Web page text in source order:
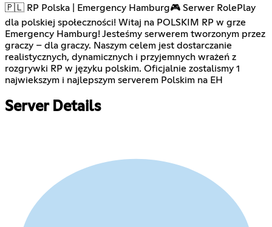
🇵🇱 RP Polska | Emergency Hamburg🎮 Serwer RolePlay
dla polskiej społeczności! Witaj na POLSKIM RP w grze
Emergency Hamburg! Jesteśmy serwerem tworzonym przez
graczy – dla graczy. Naszym celem jest dostarczanie
realistycznych, dynamicznych i przyjemnych wrażeń z
rozgrywki RP w języku polskim. Oficjalnie zostalismy 1
najwiekszym i najlepszym serverem Polskim na EH
Server Details